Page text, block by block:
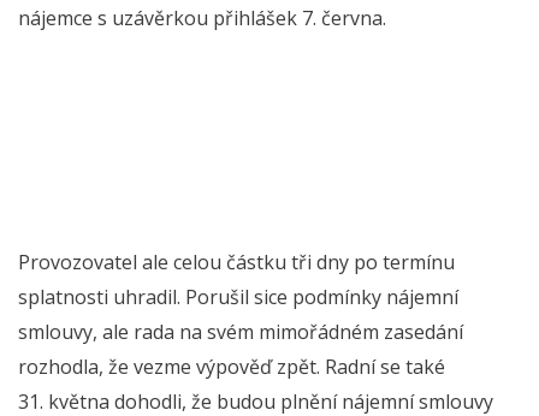
nájemce s uzávěrkou přihlášek 7. června.
Provozovatel ale celou částku tři dny po termínu
splatnosti uhradil. Porušil sice podmínky nájemní
smlouvy, ale rada na svém mimořádném zasedání
rozhodla, že vezme výpověď zpět. Radní se také
31. května dohodli, že budou plnění nájemní smlouvy